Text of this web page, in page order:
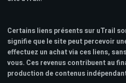
Certains liens présents sur uTrail
signifie que le site peut percevoir
effectuez un achat via ces liens,
vous. Ces revenus contribuent au
production de contenus